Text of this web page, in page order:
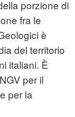
porzione di
fra le
è
del territorio
italiani. È
per il
per la